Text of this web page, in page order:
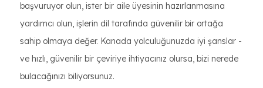
başvuruyor olun, ister bir aile üyesinin hazırlanmasına
yardımcı olun, işlerin dil tarafında güvenilir bir ortağa
sahip olmaya değer. Kanada yolculuğunuzda iyi şanslar -
ve hızlı, güvenilir bir çeviriye ihtiyacınız olursa, bizi nerede
bulacağınızı biliyorsunuz.